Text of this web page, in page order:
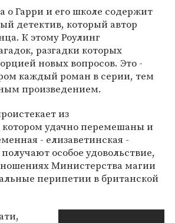
о Гарри и его школе содержит
детектив, который автор
К этому Роулинг
разгадки которых
новых вопросов. Это -
каждый роман в серии, тем
произведением.
из
котором удачно перемешаны и
- елизаветинская -
особое удовольствие,
Министерства магии
перипетии в британской